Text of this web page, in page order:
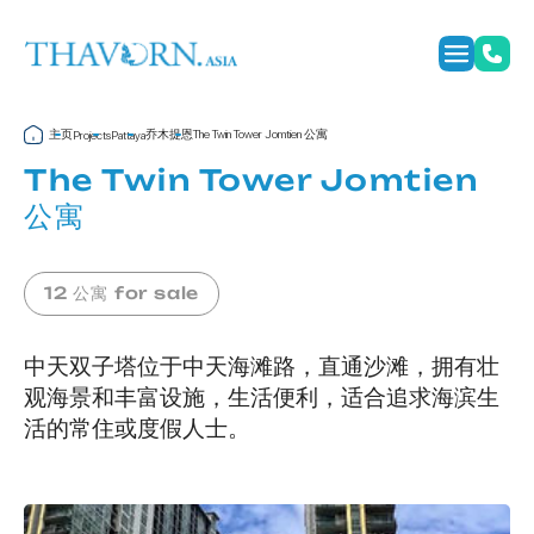
主页ProjectsPattaya乔木提恩The Twin Tower Jomtien 公寓
The Twin Tower Jomtien
公寓
12 公寓 for sale
中天双子塔位于中天海滩路，直通沙滩，拥有壮
观海景和丰富设施，生活便利，适合追求海滨生
活的常住或度假人士。